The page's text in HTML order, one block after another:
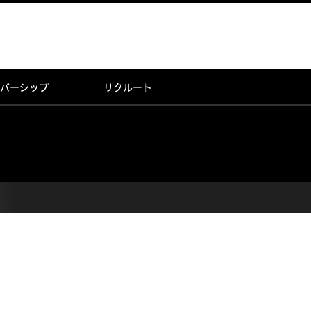
ーシップ リクルート